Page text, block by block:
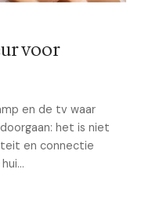
voor
en de tv waar
het is niet
en connectie